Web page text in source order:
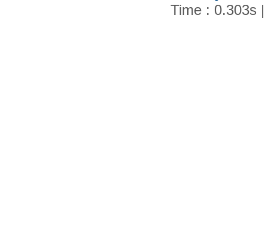
Time : 0.303s